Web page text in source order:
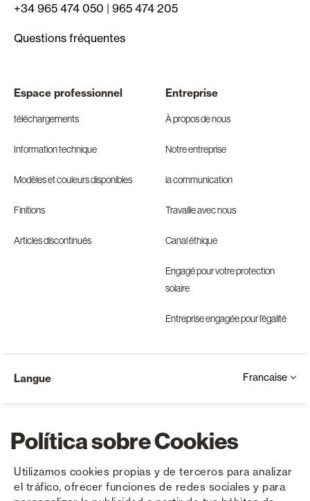
Política sobre Cookies
Utilizamos cookies propias y de terceros para analizar
el tráfico, ofrecer funciones de redes sociales y para
+34 965 474 050 | 965 474 205
Questions fréquentes
Espace professionnel
téléchargements
Information technique
Modèles et couleurs disponibles
Finitions
Articles discontinués
Entreprise
À propos de nous
Notre entreprise
la communication
Travaille avec nous
Canal éthique
Engagé pour votre protection
solaire
Entreprise engagée pour l’égalité
Copyright © Saxun 2023 - 2026 Politique de confidentialité Avis juridique Cookies
Langue Francaise